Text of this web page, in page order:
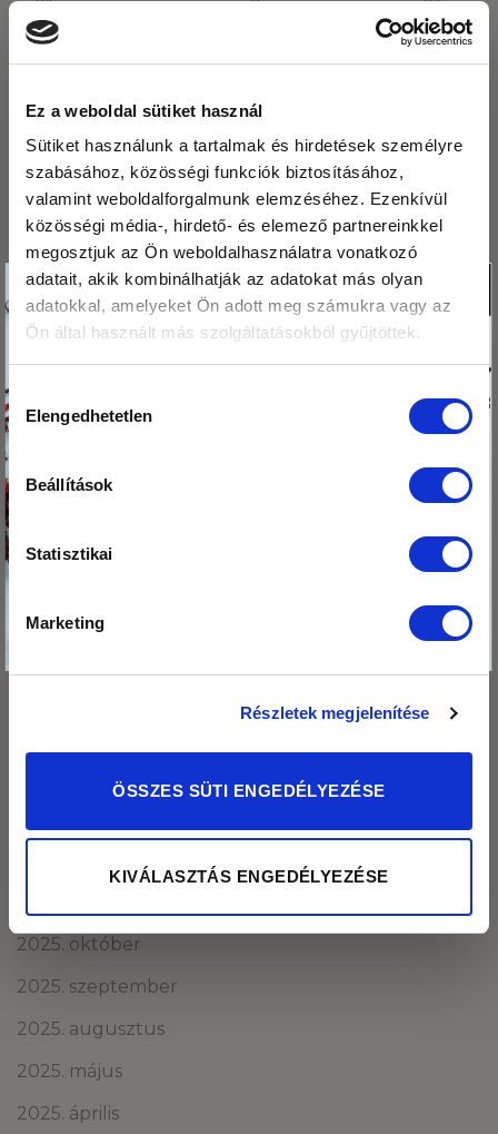
Ez a weboldal sütiket használ
Sütiket használunk a tartalmak és hirdetések személyre
szabásához, közösségi funkciók biztosításához,
valamint weboldalforgalmunk elemzéséhez. Ezenkívül
közösségi média-, hirdető- és elemező partnereinkkel
megosztjuk az Ön weboldalhasználatra vonatkozó
adatait, akik kombinálhatják az adatokat más olyan
adatokkal, amelyeket Ön adott meg számukra vagy az
Ön által használt más szolgáltatásokból gyűjtöttek.
Hozzájárulás
kiválasztása
Elengedhetetlen
Beállítások
Statisztikai
Marketing
Részletek megjelenítése
ÖSSZES SÜTI ENGEDÉLYEZÉSE
KIVÁLASZTÁS ENGEDÉLYEZÉSE
rendet!
Fogyasszunk mogyoró-, mandula és kesuvajat!
Mogyoróvajas szelet
Méregtelenítés természetesen és óvatosan.
Kétféle puding – laktató, finom, egészséges
Mák tárolása – így csináld, hogy sokáig friss
2026. július
2025. október
2025. szeptember
2025. augusztus
2025. május
2025. április
Tedd a kosaradba
nehogy itt
felejtsd!
Köszönjük,hogy
olvasod a blogunkat!
Ezért
megajándékozunk egy
kis csomag hibiszkusz
virág teával!